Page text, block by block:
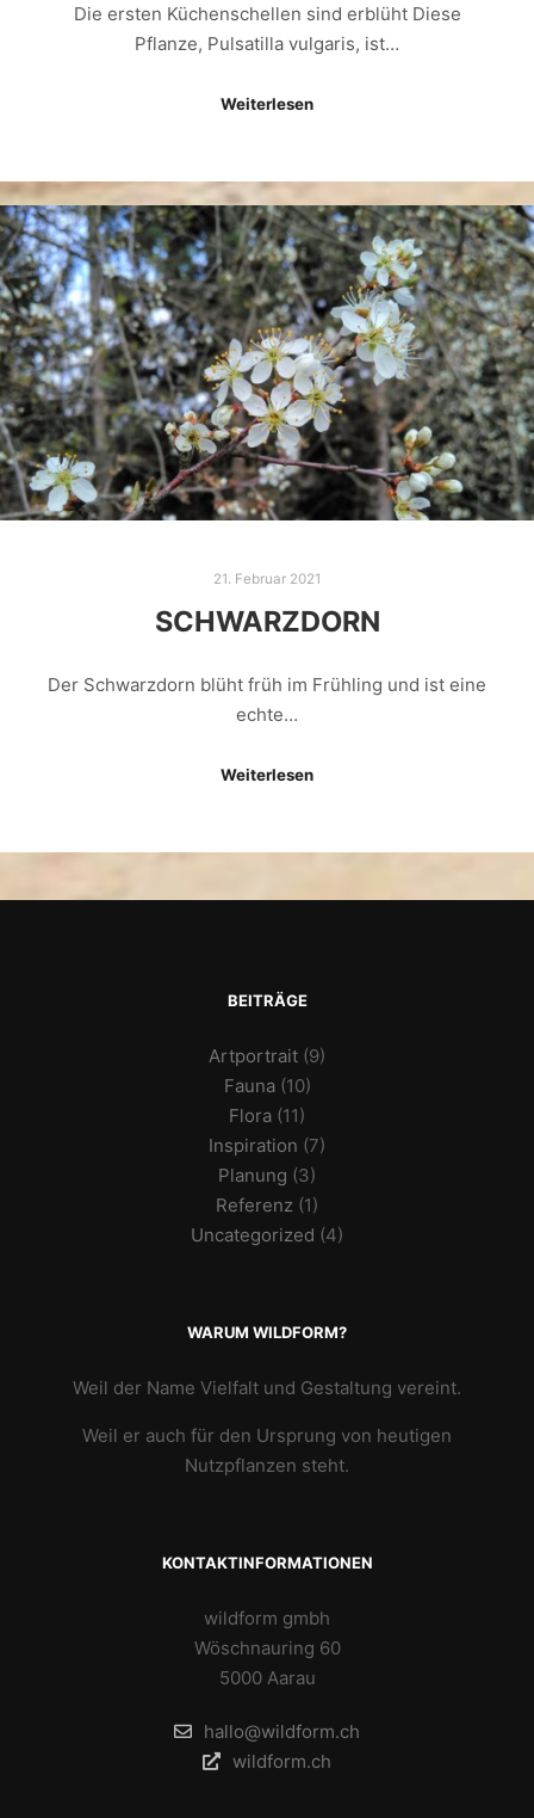
Die ersten Küchenschellen sind erblüht Diese
Pflanze, Pulsatilla vulgaris, ist…
Weiterlesen
21. Februar 2021
SCHWARZDORN
Der Schwarzdorn blüht früh im Frühling und ist eine
echte…
Weiterlesen
BEITRÄGE
Artportrait (9)
Fauna(10)
Flora (11)
Inspiration (7)
Planung (3)
Referenz (1)
Uncategorized (4)
WARUM WILDFORM?
Weil der Name Vielfalt und Gestaltung vereint.
Weil er auch für den Ursprung von heutigen
Nutzpflanzen steht.
KONTAKTINFORMATIONEN
wildform gmbh
Wöschnauring 60
5000 Aarau
hallo@wildform.ch
wildform.ch